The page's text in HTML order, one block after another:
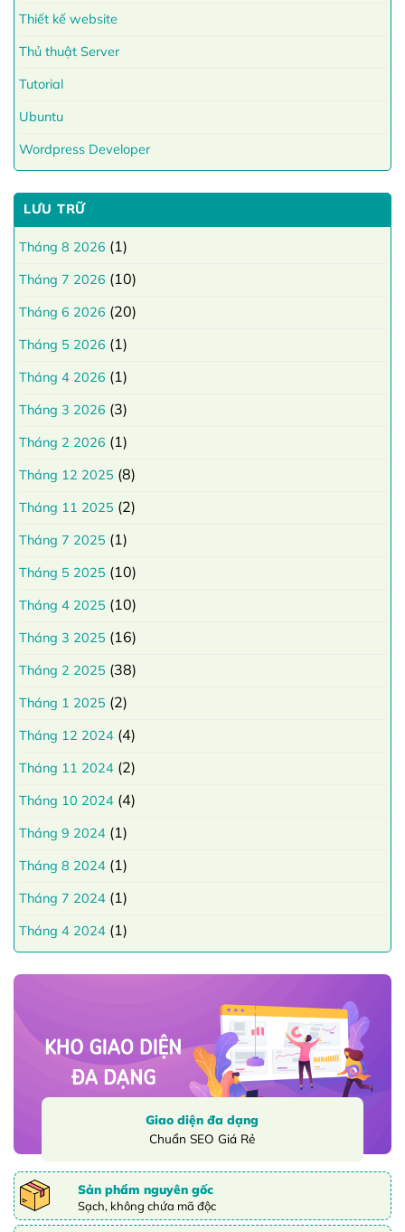
Thiết kế website
Thủ thuật Server
Tutorial
Ubuntu
Wordpress Developer
LƯU TRỮ
Tháng 8 2026 (1)
Tháng 7 2026 (10)
Tháng 6 2026 (20)
Tháng 5 2026 (1)
Tháng 4 2026 (1)
Tháng 3 2026 (3)
Tháng 2 2026 (1)
Tháng 12 2025 (8)
Tháng 11 2025 (2)
Tháng 7 2025 (1)
Tháng 5 2025 (10)
Tháng 4 2025 (10)
Tháng 3 2025 (16)
Tháng 2 2025 (38)
Tháng 1 2025 (2)
Tháng 12 2024 (4)
Tháng 11 2024 (2)
Tháng 10 2024 (4)
Tháng 9 2024 (1)
Tháng 8 2024 (1)
Tháng 7 2024 (1)
Tháng 4 2024 (1)
Giao diện đa dạng
Chuẩn SEO Giá Rẻ
Sản phẩm nguyên gốc
Sạch, không chứa mã độc